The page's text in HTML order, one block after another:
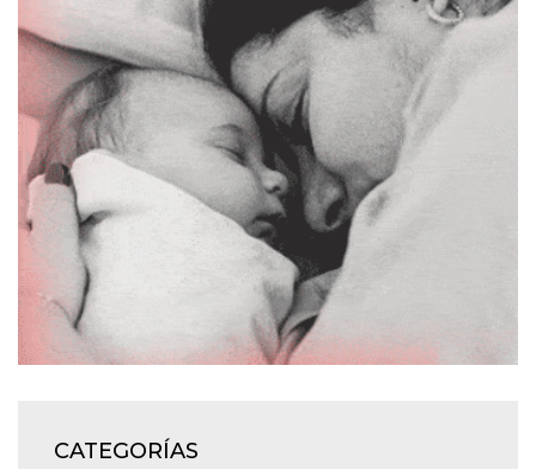
J
J
J
J
CATEGORÍAS